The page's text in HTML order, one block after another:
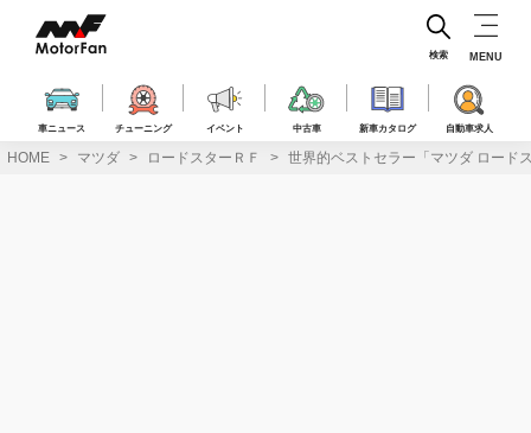
ス
車ニュース チューニング イベント 中古車 新車カタログ 自動車求人
検索 MENU
HOME マツダ ロードスターＲＦ 世界的ベストセラー「マツダ ロード